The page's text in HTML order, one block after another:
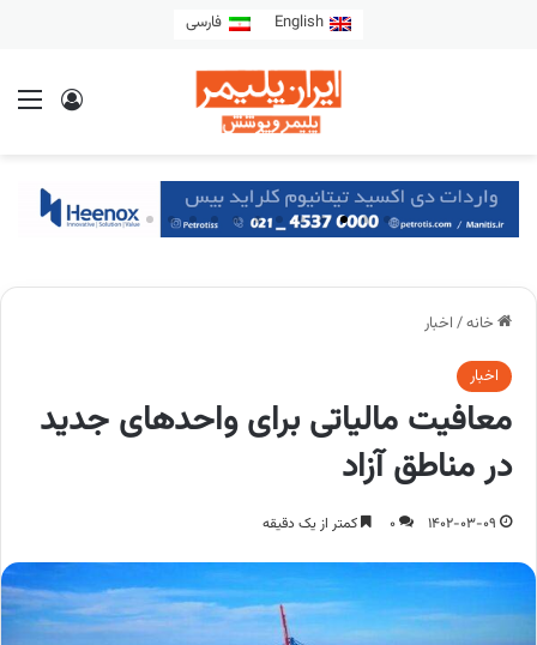
English فارسی
خانه/ اخبار
اخبار
معافیت مالیاتی برای واحدهای جدید
در مناطق آزاد
1402-03-09
0 کمتر از یک دقیقه